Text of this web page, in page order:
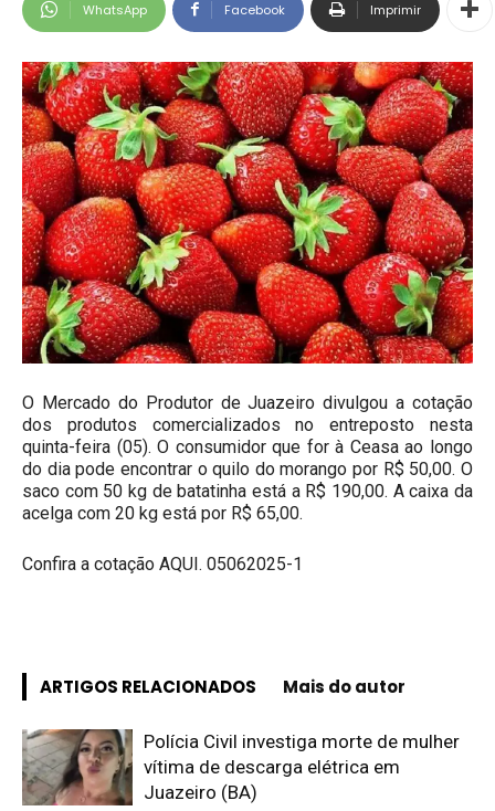
WhatsApp Facebook Imprimir
O Mercado do Produtor de Juazeiro divulgou a cotação
dos produtos comercializados no entreposto nesta
quinta-feira (05). O consumidor que for à Ceasa ao longo
do dia pode encontrar o quilo do morango por R$ 50,00. O
saco com 50 kg de batatinha está a R$ 190,00. A caixa da
acelga com 20 kg está por R$ 65,00.
Confira a cotação AQUI. 05062025-1
ARTIGOS RELACIONADOS Mais do autor
Polícia Civil investiga morte de mulher
vítima de descarga elétrica em
Juazeiro (BA)